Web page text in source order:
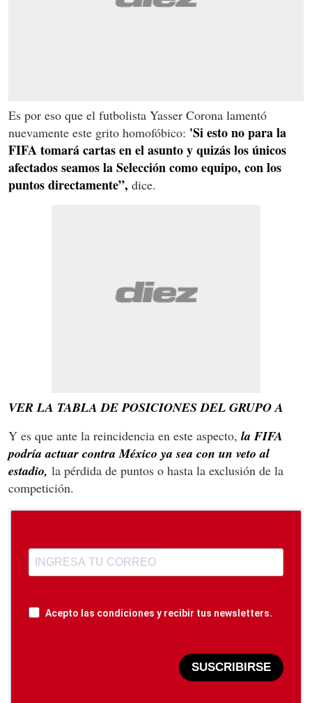
Es por eso que el futbolista Yasser Corona lamentó
nuevamente este grito homofóbico: 'Si esto no para la
FIFA tomará cartas en el asunto y quizás los únicos
afectados seamos la Selección como equipo, con los
puntos directamente”, dice.
VER LA TABLA DE POSICIONES DEL GRUPO A
Y es que ante la reincidencia en este aspecto, la FIFA
podría actuar contra México ya sea con un veto al
estadio, la pérdida de puntos o hasta la exclusión de la
competición.
Acepto las condiciones y recibir tus newsletters.
SUSCRIBIRSE